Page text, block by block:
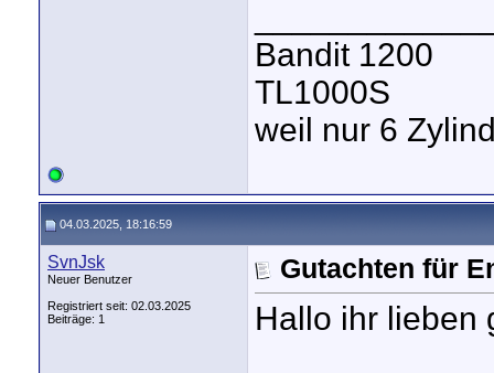
Bandit 1200
TL1000S
weil nur 6
04.03.2025, 18:16:59
SvnJsk
Neuer Benutzer
Registriert seit: 02.03.2025
Beiträge: 1
Gutachten für
Hallo ihr lieben